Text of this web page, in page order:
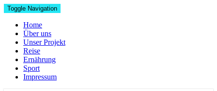
Toggle Navigation
Home
Über uns
Unser Projekt
Reise
Ernährung
Sport
Impressum